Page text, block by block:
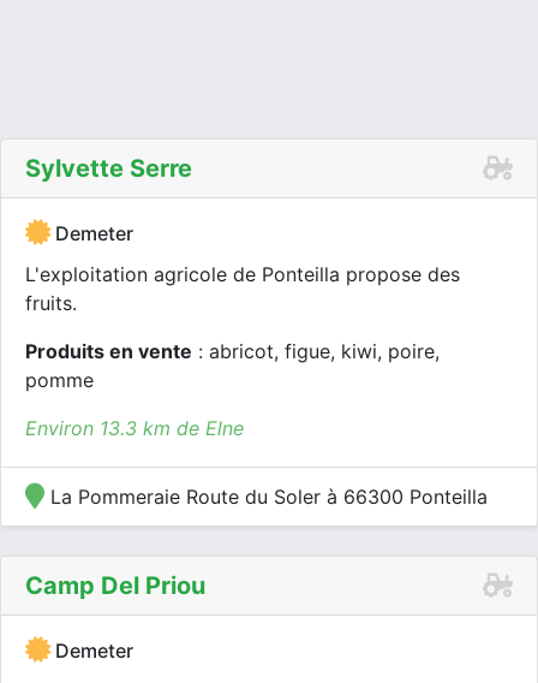
Sylvette Serre
Demeter
L'exploitation agricole de Ponteilla propose des
fruits.
Produits en vente : abricot, figue, kiwi, poire,
pomme
Environ 13.3 km de Elne
La Pommeraie Route du Soler à 66300 Ponteilla
Camp Del Priou
Demeter